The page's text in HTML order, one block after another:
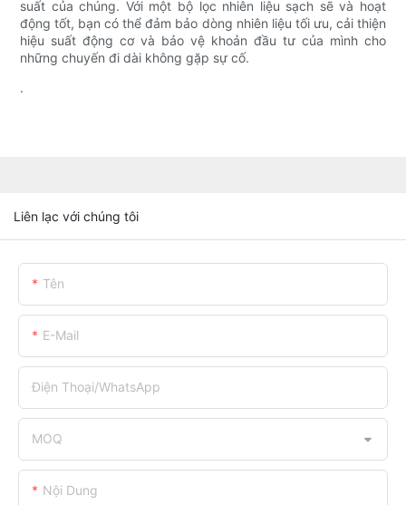
suất của chúng. Với một bộ lọc nhiên liệu sạch sẽ và hoạt
động tốt, bạn có thể đảm bảo dòng nhiên liệu tối ưu, cải thiện
hiệu suất động cơ và bảo vệ khoản đầu tư của mình cho
những chuyến đi dài không gặp sự cố.
.
Liên lạc với chúng tôi
Tên
E-Mail
Điện Thoại/WhatsApp
MOQ
Nội Dung